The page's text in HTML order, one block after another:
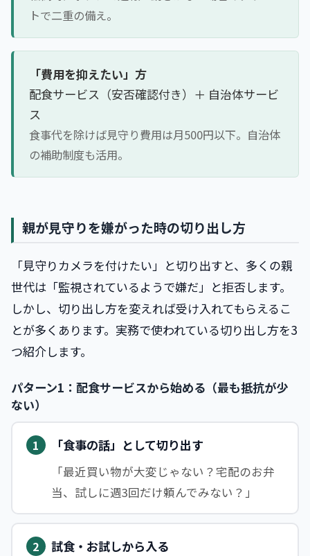
トで二重の備え。
「費用を抑えたい」方
配食サービス（安否確認付き）＋ 自治体サービ
ス
食事代を除けば見守り費用は月500円以下。自治体
の補助制度も活用。
親が見守りを嫌がった時の切り出し方
「見守りカメラを付けたい」と切り出すと、多くの親
世代は「監視されているようで嫌だ」と拒否します。
しかし、切り出し方を変えれば受け入れてもらえるこ
とが多くあります。実務で使われている切り出し方を3
つ紹介します。
パターン1：配食サービスから始める（最も抵抗が少
ない）
1 「食事の話」として切り出す
「最近買い物が大変じゃない？宅配のお弁
当、試しに週3回だけ頼んでみない？」
2 試食・お試しから入る